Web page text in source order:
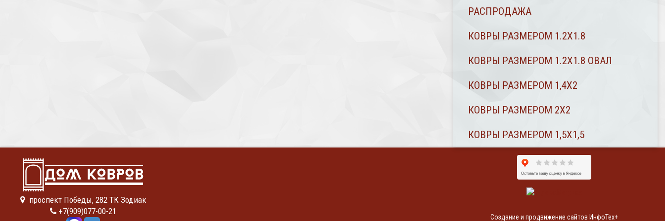
РАСПРОДАЖА
КОВРЫ РАЗМЕРОМ 1.2Х1.8
КОВРЫ РАЗМЕРОМ 1.2Х1.8 ОВАЛ
КОВРЫ РАЗМЕРОМ 1,4Х2
КОВРЫ РАЗМЕРОМ 2Х2
КОВРЫ РАЗМЕРОМ 1,5Х1,5
проспект Победы, 282 ТК Зодиак
+7(909)077-00-21
Создание и продвижение сайтов ИнфоТех+